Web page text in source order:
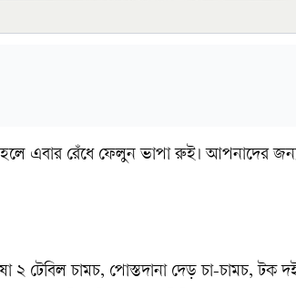
এবার রেঁধে ফেলুন ভাপা রুই। আপনাদের
২ টেবিল চামচ, পোস্তদানা দেড় চা-চামচ, টক